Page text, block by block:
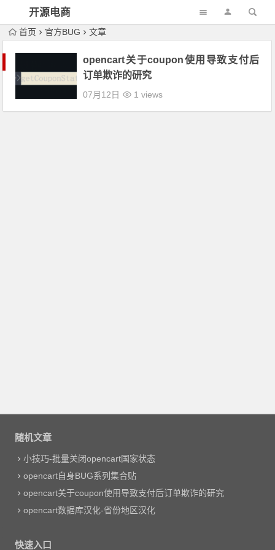
开源电商
首页 官方BUG 文章
opencart关于coupon使用导致支付后
订单欺诈的研究
07月12日 1 views
随机文章
小技巧-批量关闭opencart国家状态
opencart自身BUG系列集合贴
opencart关于coupon使用导致支付后订单欺诈的研究
opencart数据库汉化-省份地区汉化
快速入口